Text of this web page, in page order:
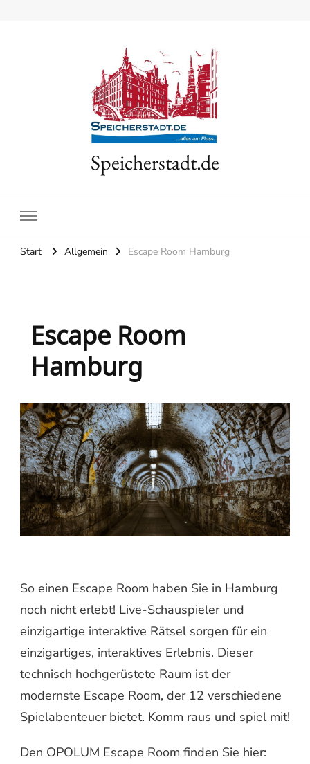
Speicherstadt.de
Start Allgemein Escape Room Hamburg
Escape Room
Hamburg
So einen Escape Room haben Sie in Hamburg
noch nicht erlebt! Live-Schauspieler und
einzigartige interaktive Rätsel sorgen für ein
einzigartiges, interaktives Erlebnis. Dieser
technisch hochgerüstete Raum ist der
modernste Escape Room, der 12 verschiedene
Spielabenteuer bietet. Komm raus und spiel mit!
Den OPOLUM Escape Room finden Sie hier: